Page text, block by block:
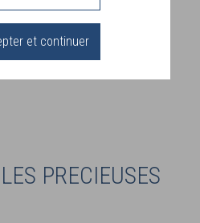
et continuer
PRECIEUSES